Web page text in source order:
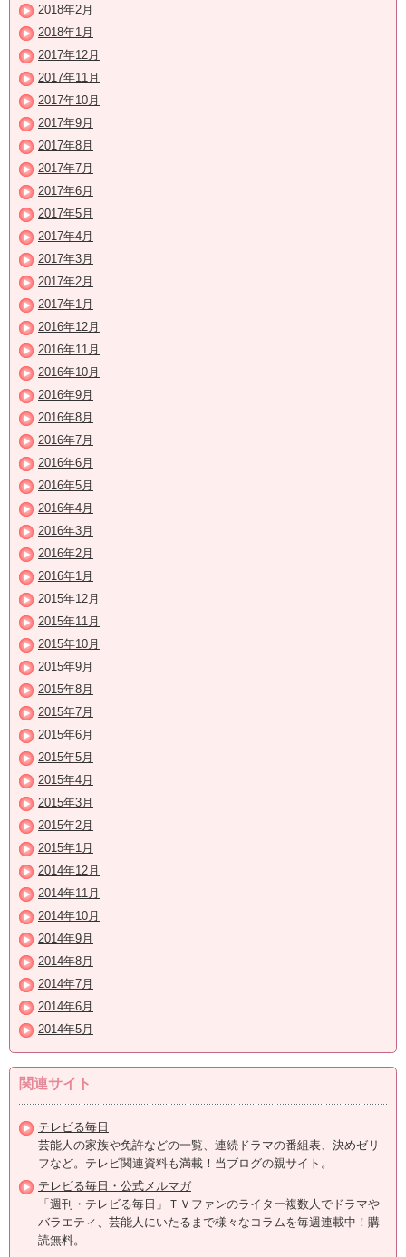
2018年2月
2018年1月
2017年12月
2017年11月
2017年10月
2017年9月
2017年8月
2017年7月
2017年6月
2017年5月
2017年4月
2017年3月
2017年2月
2017年1月
2016年12月
2016年11月
2016年10月
2016年9月
2016年8月
2016年7月
2016年6月
2016年5月
2016年4月
2016年3月
2016年2月
2016年1月
2015年12月
2015年11月
2015年10月
2015年9月
2015年8月
2015年7月
2015年6月
2015年5月
2015年4月
2015年3月
2015年2月
2015年1月
2014年12月
2014年11月
2014年10月
2014年9月
2014年8月
2014年7月
2014年6月
2014年5月
関連サイト
テレビる毎日
芸能人の家族や免許などの一覧、連続ドラマの番組表、決めゼリ
フなど。テレビ関連資料も満載！当ブログの親サイト。
テレビる毎日・公式メルマガ
「週刊・テレビる毎日」ＴＶファンのライター複数人でドラマや
バラエティ、芸能人にいたるまで様々なコラムを毎週連載中！購
読無料。